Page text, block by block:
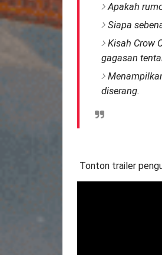
Apakah
Siapa
Kisah Crow
gagasan
diserang.
Tonton trailer